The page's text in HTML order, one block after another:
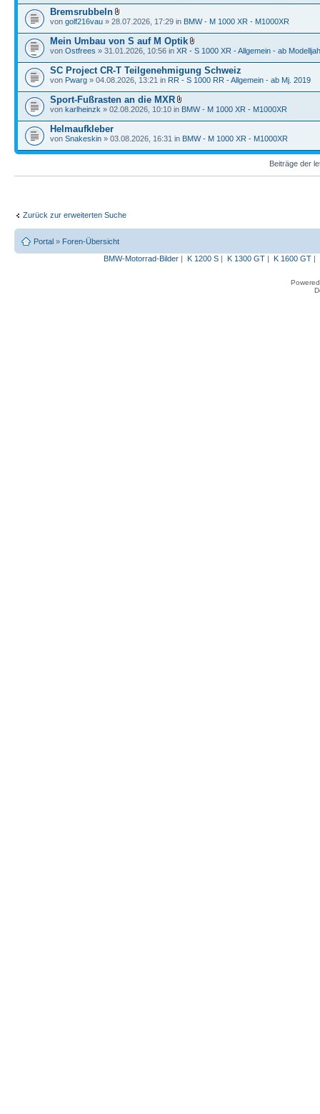
Bremsrubbeln
von golf216vau » 28.07.2026, 17:29 in BMW - M 1000 XR - M1000XR
Mein Umbau von S auf M Optik
von Ostfrees » 31.01.2026, 10:56 in XR - S 1000 XR - Allgemein - ab
SC Project CR-T Teilgenehmigung Schweiz
von Pwarg » 04.08.2026, 13:21 in RR - S 1000 RR - Allgemein - ab Mj. 2019
Sport-Fußrasten an die MXR
von karlheinzk » 02.08.2026, 10:10 in BMW - M 1000 XR - M1000XR
Helmaufkleber
von Snakeskin » 03.08.2026, 16:31 in BMW - M 1000 XR - M1000XR
Beiträge der
Zurück zur erweiterten Suche
Portal » Foren-Übersicht
BMW-Motorrad-Bilder| K 1200 S| K 1300 GT| K 1600 GT|